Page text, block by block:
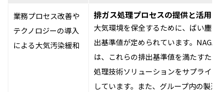
業務プロセス改善や
テクノロジーの導入
による大気汚染緩和
排ガス処理プロセスの提供と活用
大気環境を保全するために、ばい塵
出基準値が定められています。
は、これらの排出基準値を満たすた
処理技術ソリューションをサプライ
しています。また、グループ内の製